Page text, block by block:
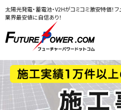
太陽光発電・蓄電池・V2Hがコミコミ激安特価！
業界最安値に自信あり！